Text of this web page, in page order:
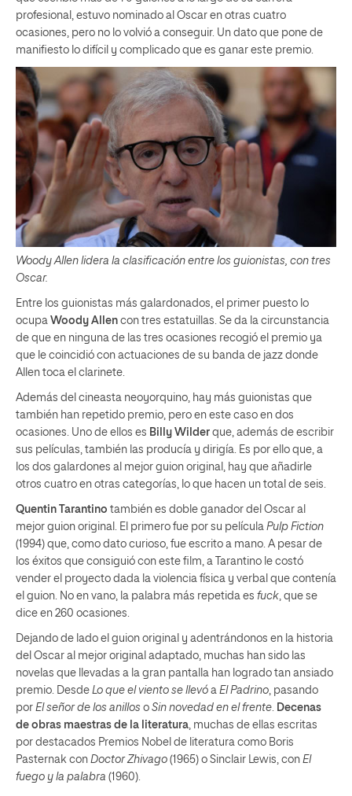
profesional, estuvo nominado al Oscar en otras cuatro
ocasiones, pero no lo volvió a conseguir. Un dato que pone de
manifiesto lo difícil y complicado que es ganar este premio.
Woody Allen lidera la clasificación entre los guionistas, con tres
Oscar.
Entre los guionistas más galardonados, el primer puesto lo
ocupa Woody Allen con tres estatuillas. Se da la circunstancia
de que en ninguna de las tres ocasiones recogió el premio ya
que le coincidió con actuaciones de su banda de jazz donde
Allen toca el clarinete.
Además del cineasta neoyorquino, hay más guionistas que
también han repetido premio, pero en este caso en dos
ocasiones. Uno de ellos es Billy Wilder que, además de escribir
sus películas, también las producía y dirigía. Es por ello que, a
los dos galardones al mejor guion original, hay que añadirle
otros cuatro en otras categorías, lo que hacen un total de seis.
Quentin Tarantino también es doble ganador del Oscar al
mejor guion original. El primero fue por su película Pulp Fiction
(1994) que, como dato curioso, fue escrito a mano. A pesar de
los éxitos que consiguió con este film, a Tarantino le costó
vender el proyecto dada la violencia física y verbal que contenía
el guion. No en vano, la palabra más repetida es fuck, que se
dice en 260 ocasiones.
Dejando de lado el guion original y adentrándonos en la historia
del Oscar al mejor original adaptado, muchas han sido las
novelas que llevadas a la gran pantalla han logrado tan ansiado
premio. Desde Lo que el viento se llevó a El Padrino, pasando
por El señor de los anillos o Sin novedad en el frente. Decenas
de obras maestras de la literatura, muchas de ellas escritas
por destacados Premios Nobel de literatura como Boris
Pasternak con Doctor Zhivago (1965) o Sinclair Lewis, con El
fuego y la palabra (1960).